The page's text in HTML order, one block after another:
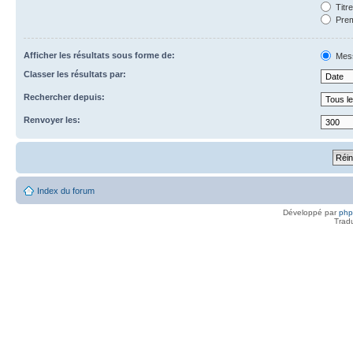
Afficher les résultats sous forme de:
Classer les résultats par:
Rechercher depuis:
Renvoyer les:
Index du forum
Développé par